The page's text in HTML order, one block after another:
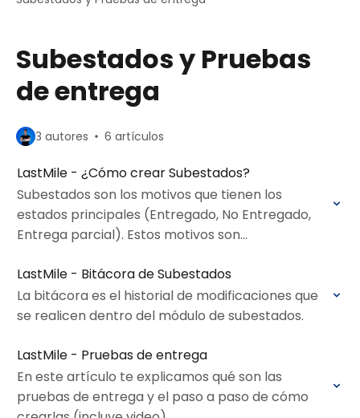
Subestados y Pruebas
de entrega
3 autores 6 artículos
LastMile - ¿Cómo crear Subestados?
Subestados son los motivos que tienen los
estados principales (Entregado, No Entregado,
Entrega parcial). Estos motivos son
LastMile - Bitácora de Subestados
La bitácora es el historial de modificaciones que
se realicen dentro del módulo de subestados.
LastMile - Pruebas de entrega
En este artículo te explicamos qué son las
pruebas de entrega y el paso a paso de cómo